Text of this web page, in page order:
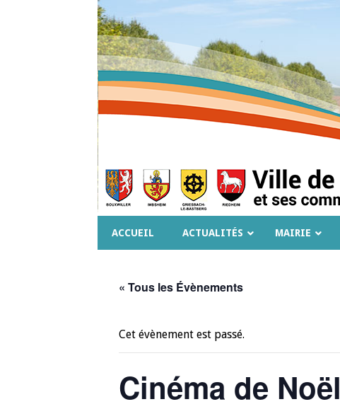
ACCUEIL ACTUALITÉS MAIRIE
« Tous les Évènements
Cet évènement est passé.
Cinéma de Noël